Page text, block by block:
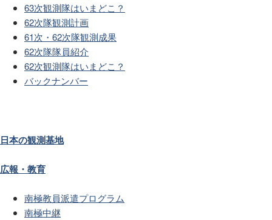
63次観測隊はいまどこ？
62次隊観測計画
61次・62次隊観測成果
62次隊隊員紹介
62次観測隊はいまどこ？
バックナンバー
日本の観測基地
広報・教育
南極教員派遣プログラム
南極中継